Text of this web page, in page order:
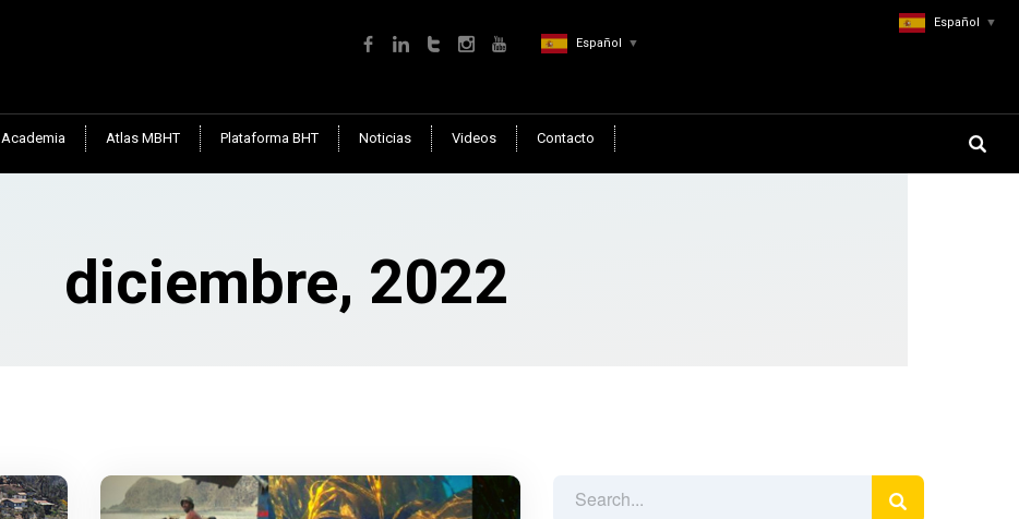
Español ▼
Academia Atlas MBHT Plataforma BHT Noticias Videos Contacto
diciembre, 2022
Español ▼